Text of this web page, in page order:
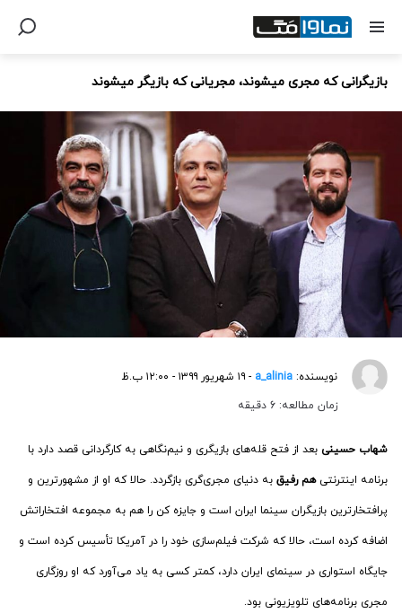
بازیگرانی که مجری میشوند، مجریانی که بازیگر میشوند
نویسنده: a_alinia - ۱۹ شهریور ۱۳۹۹ - ۱۲:۰۰ ب.ظ
زمان مطالعه: 6 دقیقه
شهاب حسینی بعد از فتح قله‌های بازیگری و نیم‌نگاهی به کارگردانی قصد دارد با
برنامه اینترنتیهم رفیق به دنیای مجری‌گری بازگردد. حالا که او از مشهورترین و
پرافتخارترین بازیگران سینما ایران است و جایزه کن را هم به مجموعه افتخاراتش
اضافه کرده است، حالا که شرکت فیلم‌سازی خود را در آمریکا تأسیس کرده است و
جایگاه استواری در سینمای ایران دارد، کمتر کسی به یاد می‌آورد که او روزگاری
مجری برنامه‌های تلویزیونی بود.